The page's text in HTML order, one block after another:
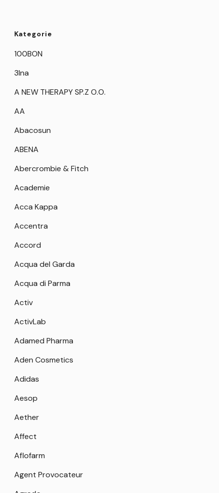
Kategorie
100BON
3Ina
A NEW THERAPY SP.Z O.O.
AA
Abacosun
ABENA
Abercrombie & Fitch
Academie
Acca Kappa
Accentra
Accord
Acqua del Garda
Acqua di Parma
Activ
ActivLab
Adamed Pharma
Aden Cosmetics
Adidas
Aesop
Aether
Affect
Aflofarm
Agent Provocateur